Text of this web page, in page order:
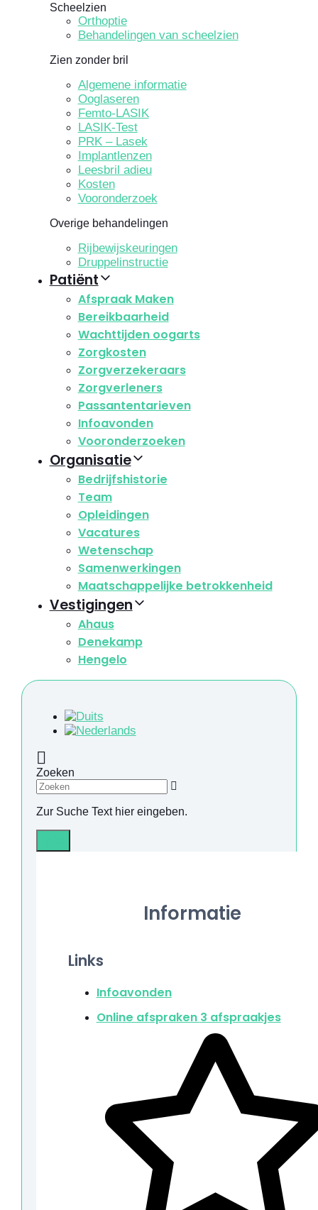
Scheelzien
Orthoptie
Behandelingen van scheelzien
Zien zonder bril
Algemene informatie
Ooglaseren
Femto-LASIK
LASIK-Test
PRK – Lasek
Implantlenzen
Leesbril adieu
Kosten
Vooronderzoek
Overige behandelingen
Rijbewijskeuringen
Druppelinstructie
Patiënt
Afspraak Maken
Bereikbaarheid
Wachttijden oogarts
Zorgkosten
Zorgverzekeraars
Zorgverleners
Passantentarieven
Infoavonden
Vooronderzoeken
Organisatie
Bedrijfshistorie
Team
Opleidingen
Vacatures
Wetenschap
Samenwerkingen
Maatschappelijke betrokkenheid
Vestigingen
Ahaus
Denekamp
Hengelo
Zoeken
Zur Suche Text hier eingeben.
Informatie
Links
Infoavonden
Online afspraken 3 afspraakjes